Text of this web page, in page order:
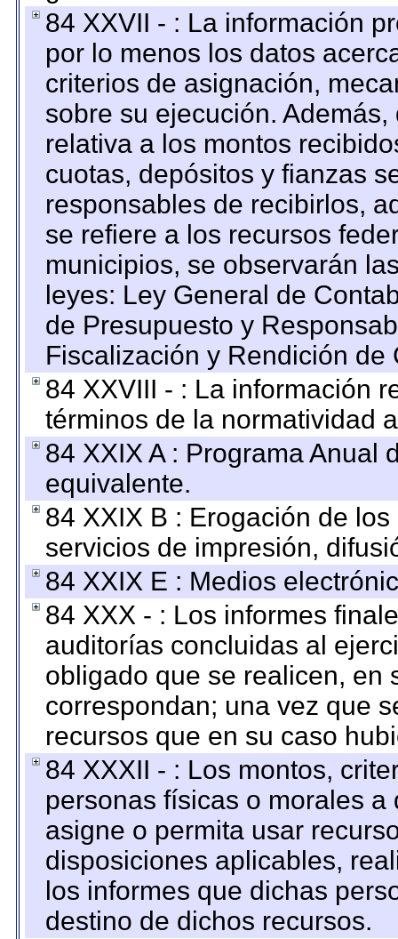
84 XXVII - : La información
por lo menos los datos
criterios de asignación,
sobre su ejecución.
relativa a los montos
cuotas, depósitos y fianzas
responsables de recibirlos,
se refiere a los recursos
municipios, se observarán
leyes: Ley General de
de Presupuesto y
Fiscalización y Rendición
84 XXVIII - : La información
términos de la normatividad
84 XXIX A : Programa Anual
equivalente.
84 XXIX B : Erogación de
servicios de impresión,
84 XXIX E : Medios
84 XXX - : Los informes
auditorías concluidas al
obligado que se realicen, en
correspondan; una vez que
recursos que en su caso
84 XXXII - : Los montos,
personas físicas o morales
asigne o permita usar
disposiciones aplicables,
los informes que dichas
destino de dichos recursos.